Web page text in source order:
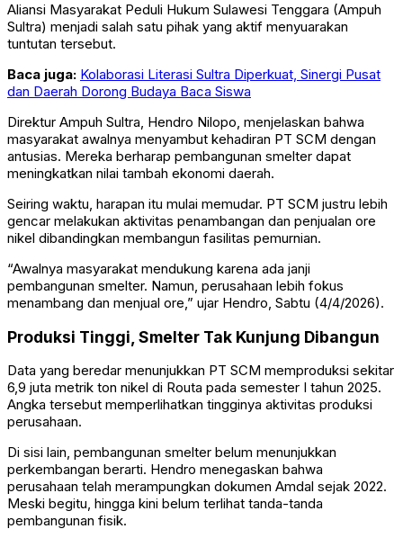
Aliansi Masyarakat Peduli Hukum Sulawesi Tenggara (Ampuh
Sultra) menjadi salah satu pihak yang aktif menyuarakan
tuntutan tersebut.
Baca juga: Kolaborasi Literasi Sultra Diperkuat, Sinergi Pusat
dan Daerah Dorong Budaya Baca Siswa
Direktur Ampuh Sultra, Hendro Nilopo, menjelaskan bahwa
masyarakat awalnya menyambut kehadiran PT SCM dengan
antusias. Mereka berharap pembangunan smelter dapat
meningkatkan nilai tambah ekonomi daerah.
Seiring waktu, harapan itu mulai memudar. PT SCM justru lebih
gencar melakukan aktivitas penambangan dan penjualan ore
nikel dibandingkan membangun fasilitas pemurnian.
“Awalnya masyarakat mendukung karena ada janji
pembangunan smelter. Namun, perusahaan lebih fokus
menambang dan menjual ore,” ujar Hendro, Sabtu (4/4/2026).
Produksi Tinggi, Smelter Tak Kunjung Dibangun
Data yang beredar menunjukkan PT SCM memproduksi sekitar
6,9 juta metrik ton nikel di Routa pada semester I tahun 2025.
Angka tersebut memperlihatkan tingginya aktivitas produksi
perusahaan.
Di sisi lain, pembangunan smelter belum menunjukkan
perkembangan berarti. Hendro menegaskan bahwa
perusahaan telah merampungkan dokumen Amdal sejak 2022.
Meski begitu, hingga kini belum terlihat tanda-tanda
pembangunan fisik.